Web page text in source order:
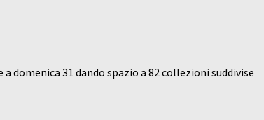
domenica 31 dando spazio a 82 collezioni suddivise